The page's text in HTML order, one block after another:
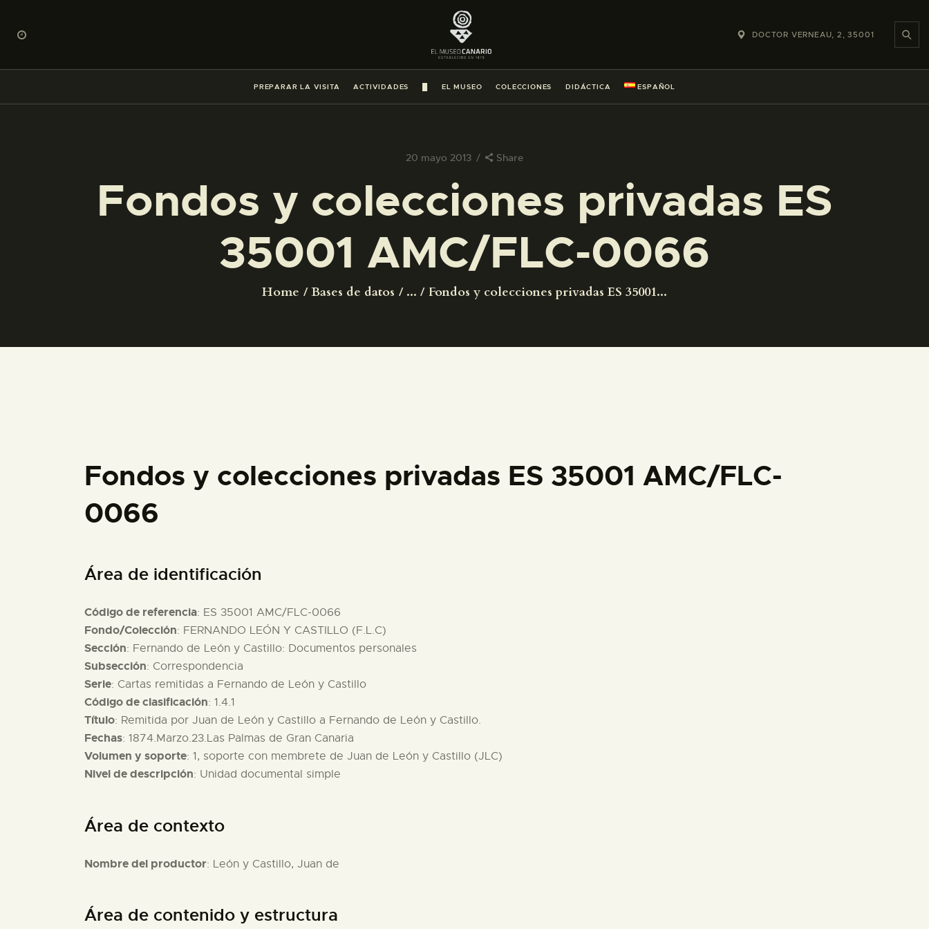
DOCTOR VERNEAU, 2, 35001
PREPARAR LA VISITA ACTIVIDADES EL MUSEO COLECCIONES DIDÁCTICA ESPAÑOL
20 mayo 2013 Share
Fondos y colecciones privadas ES
35001 AMC/FLC-0066
Home Bases de datos ... Fondos y colecciones privadas ES 35001...
PREPARAR LA VISITA
ACTIVIDADES
█
COLECCIONES
DIDÁCTICA
ESPAÑOL
Fondos y colecciones privadas ES 35001 AMC/FLC-
0066
Área de identificación
Código de referencia: ES 35001 AMC/FLC-0066
Fondo/Colección: FERNANDO LEÓN Y CASTILLO (F.L.C)
Sección: Fernando de León y Castillo: Documentos personales
Subsección: Correspondencia
Serie: Cartas remitidas a Fernando de León y Castillo
Código de clasificación: 1.4.1
Título: Remitida por Juan de León y Castillo a Fernando de León y Castillo.
Fechas: 1874.Marzo.23.Las Palmas de Gran Canaria
Volumen y soporte: 1, soporte con membrete de Juan de León y Castillo (JLC)
Nivel de descripción: Unidad documental simple
Área de contexto
Nombre del productor: León y Castillo, Juan de
Área de contenido y estructura